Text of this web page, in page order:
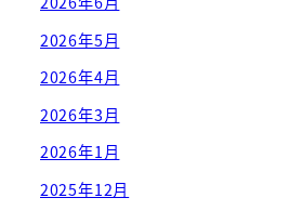
2026年5月
2026年4月
2026年3月
2026年1月
2025年12月